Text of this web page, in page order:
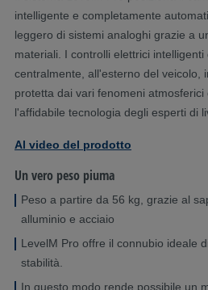
intelligente e completamente
leggero di sistemi analoghi grazie a
materiali. I controlli elettrici intelligenti
centralmente, all'esterno del veicolo,
protetta dai vari fenomeni
l'affidabile tecnologia degli esperti di
Al video del prodotto
Un vero peso piuma
Peso a partire da 56 kg, grazie al
alluminio e acciaio
LevelM Pro offre il connubio ideale
stabilità.
In questo modo rende possibile un